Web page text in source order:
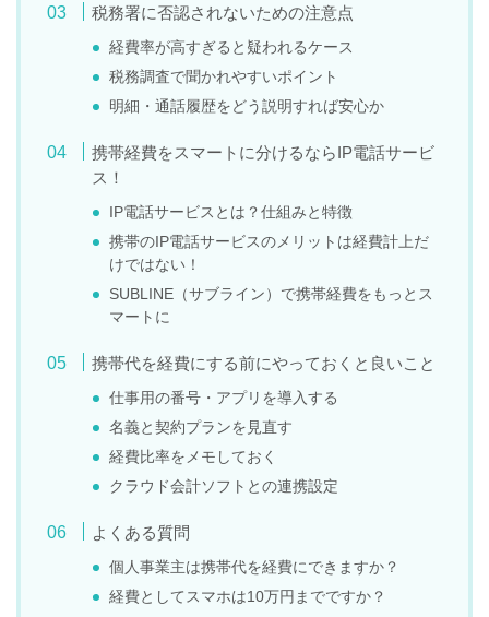
税務署に否認されないための注意点
経費率が高すぎると疑われるケース
税務調査で聞かれやすいポイント
明細・通話履歴をどう説明すれば安心か
携帯経費をスマートに分けるならIP電話サービ
ス！
IP電話サービスとは？仕組みと特徴
携帯のIP電話サービスのメリットは経費計上だ
けではない！
SUBLINE（サブライン）で携帯経費をもっとス
マートに
携帯代を経費にする前にやっておくと良いこと
仕事用の番号・アプリを導入する
名義と契約プランを見直す
経費比率をメモしておく
クラウド会計ソフトとの連携設定
よくある質問
個人事業主は携帯代を経費にできますか？
経費としてスマホは10万円までですか？